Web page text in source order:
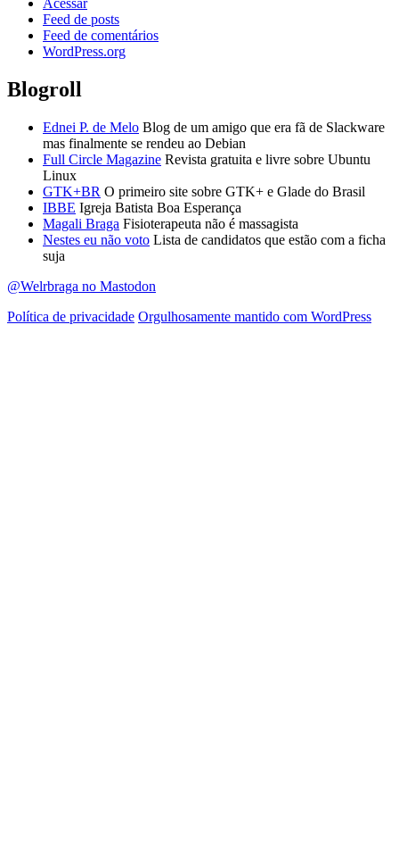
Acessar
Feed de posts
Feed de comentários
WordPress.org
Blogroll
Ednei P. de Melo Blog de um amigo que era fã de Slackware
mas finalmente se rendeu ao Debian
Full Circle Magazine Revista gratuita e livre sobre Ubuntu
Linux
GTK+BR O primeiro site sobre GTK+ e Glade do Brasil
IBBE Igreja Batista Boa Esperança
Magali Braga Fisioterapeuta não é massagista
Nestes eu não voto Lista de candidatos que estão com a ficha
suja
@Welrbraga no Mastodon
Política de privacidade Orgulhosamente mantido com WordPress